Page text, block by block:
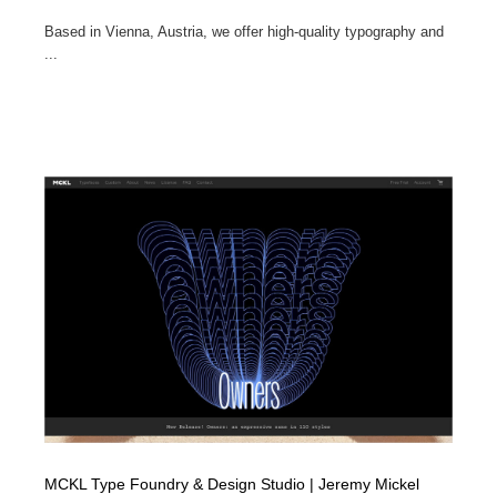
Based in Vienna, Austria, we offer high-quality typography and
MCKL Type Foundry & Design Studio | Jeremy Mickel